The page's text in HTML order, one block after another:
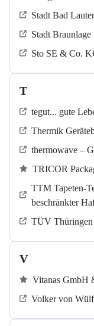
Stadt Bad
Stadt Braunlage
Sto SE & Co.
T
tegut... gute
Thermik
thermowave –
TRICOR
TTM Tapeten-
beschränkter
TÜV Thüringen
V
Vitanas GmbH
Volker von